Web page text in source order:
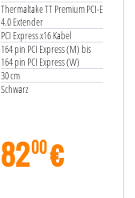
Thermaltake TT Premium PCI-E
4.0 Extender
PCI Express x16 Kabel
164 pin PCI Express (M) bis
164 pin PCI Express (W)
30 cm
Schwarz
8200€